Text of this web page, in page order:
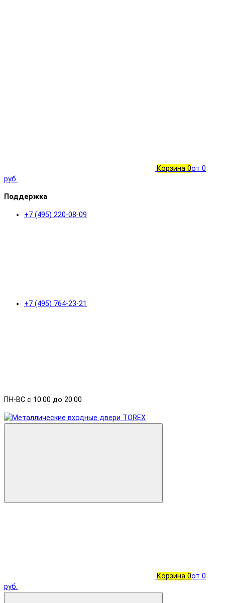
Корзина 0от 0
руб.
Поддержка
+7 (495) 220-08-09
+7 (495) 764-23-21
ПН-ВС с 10:00 до 20:00
Корзина 0от 0
руб.